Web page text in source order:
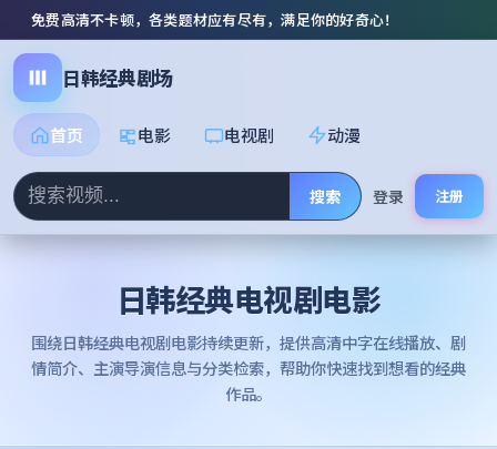
免费高清不卡顿，各类题材应有尽有，满足你的好奇心！
日韩经典剧场
首页 电影 电视剧 动漫
搜索 登录 注册
日韩经典电视剧电影
围绕日韩经典电视剧电影持续更新，提供高清中字在线播放、剧
情简介、主演导演信息与分类检索，帮助你快速找到想看的经典
作品。